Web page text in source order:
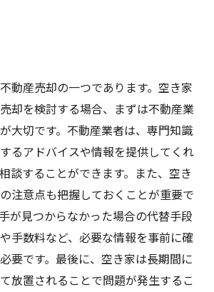
動産売却の一つであります。空き家
却を検討する場合、まずは不動産業
大切です。不動産業者は、専門知識
るアドバイスや情報を提供してくれ
談することができます。また、空き
注意点も把握しておくことが重要で
が見つからなかった場合の代替手段
手数料など、必要な情報を事前に確
要です。最後に、空き家は長期間に
放置されることで問題が発生するこ